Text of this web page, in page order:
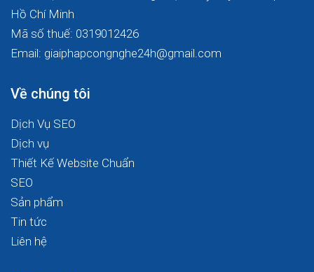
Hồ Chí Minh
Mã số thuế: 0319012426
Email: giaiphapcongnghe24h@gmail.com
Về chúng tôi
Dịch Vụ SEO
Dịch vụ
Thiết Kế Website Chuẩn
SEO
Sản phẩm
Tin tức
Liên hệ